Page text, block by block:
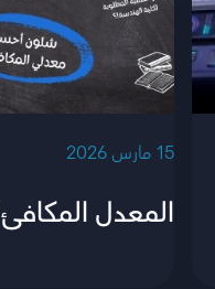
‫15 مارس 2026‬
المعدل